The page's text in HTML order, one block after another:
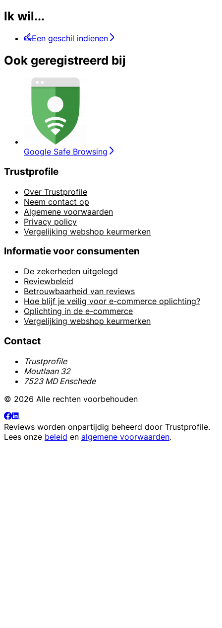
Ik wil...
Een geschil indienen
Ook geregistreerd bij
Google Safe Browsing
Trustprofile
Over Trustprofile
Neem contact op
Algemene voorwaarden
Privacy policy
Vergelijking webshop keurmerken
Informatie voor consumenten
De zekerheden uitgelegd
Reviewbeleid
Betrouwbaarheid van reviews
Hoe blijf je veilig voor e-commerce oplichting?
Oplichting in de e-commerce
Vergelijking webshop keurmerken
Contact
Trustprofile
Moutlaan 32
7523 MD Enschede
© 2026 Alle rechten voorbehouden
Reviews worden onpartijdig beheerd door Trustprofile.
Lees onze beleid en algemene voorwaarden.